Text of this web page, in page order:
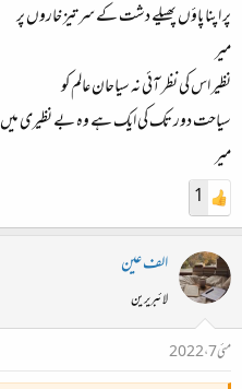
پر اپنا پاؤں پھیلے دشت کے سر تیز خاروں پر
میر
نظیر اس کی نظر آئی نہ سیاحان عالم کو
سیاحت دور تک کی ایک ہے وہ بے نظیری میں
میر
1
الف عین
لائبریرین
مئی 7، 2022